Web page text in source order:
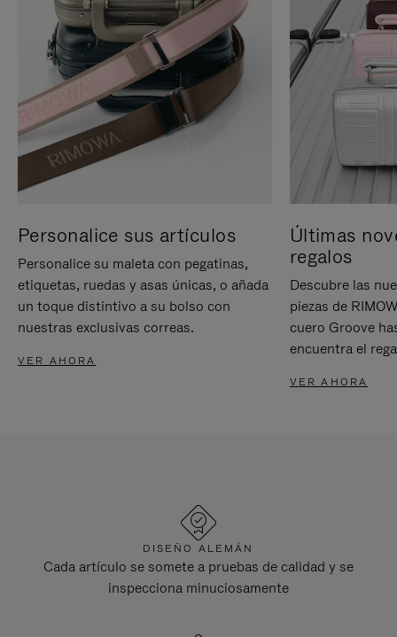
Personalice sus artículos
Personalice su maleta con pegatinas,
etiquetas, ruedas y asas únicas, o añada
un toque distintivo a su bolso con
nuestras exclusivas correas.
VER AHORA
Últimas
regalos
Descubre las
piezas de
cuero Groove
encuentra el
VER AHORA
DISEÑO ALEMÁN
Cada artículo se somete a pruebas de calidad y se
inspecciona minuciosamente